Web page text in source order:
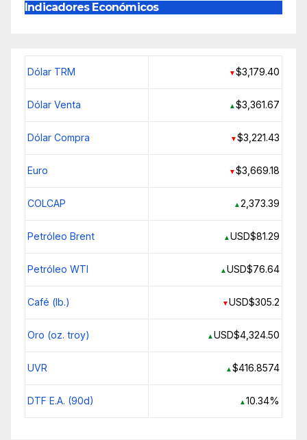
Indicadores Económicos
Dólar TRM ▼$3,179.40
Dólar Venta ▲$3,361.67
Dólar Compra ▼$3,221.43
Euro ▼$3,669.18
COLCAP ▲2,373.39
Petróleo Brent ▲USD$81.29
Petróleo WTI ▲USD$76.64
Café (lb.) ▼USD$305.2
Oro (oz. troy) ▲USD$4,324.50
UVR ▲$416.8574
DTF E.A. (90d) ▲10.34%